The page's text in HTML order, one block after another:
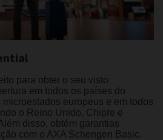
para obter o seu visto
em todos os países do
europeus e em todos
o Reino Unido, Chipre e
disso, obtém garantias
com o AXA Schengen Basic.